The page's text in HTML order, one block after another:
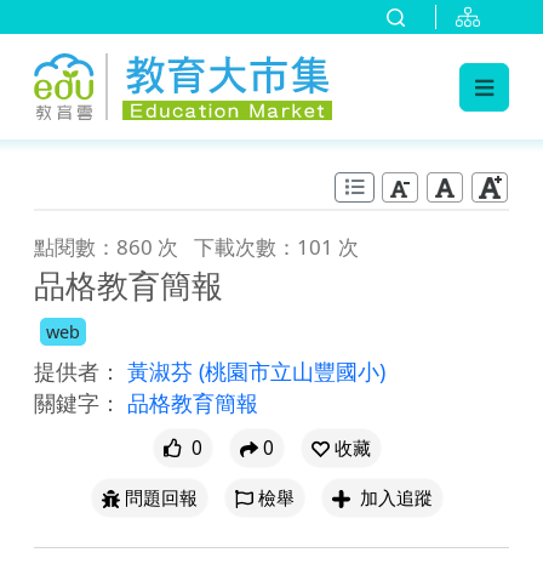
點閱數：860 次 下載次數：101 次
品格教育簡報
web
提供者： 黃淑芬 (桃園市立山豐國小)
關鍵字： 品格教育簡報
0 0
收藏
問題回報
檢舉 加入追蹤